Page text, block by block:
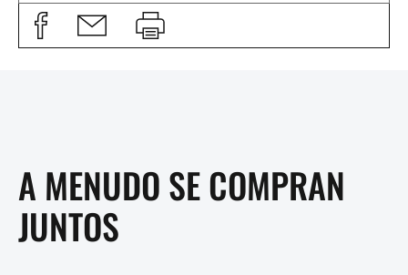
A MENUDO SE COMPRAN
JUNTOS